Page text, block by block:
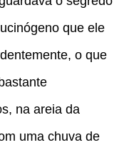
que ele
o que
na areia da
uma chuva de